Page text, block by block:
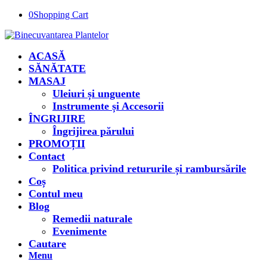
0Shopping Cart
ACASĂ
SĂNĂTATE
MASAJ
Uleiuri și unguente
Instrumente și Accesorii
ÎNGRIJIRE
Îngrijirea părului
PROMOȚII
Contact
Politica privind retururile și rambursările
Coș
Contul meu
Blog
Remedii naturale
Evenimente
Cautare
Menu